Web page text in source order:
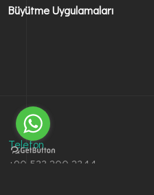
Büyütme Uygulamaları
Telefon
+90 533 200 2344